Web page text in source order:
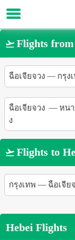
 Flights
ฉือเจียจวง — กรุง
ฉือเจียจวง — หน
ง
 Flights to
กรุงเทพ — ฉือเจีย
Hebei Flights